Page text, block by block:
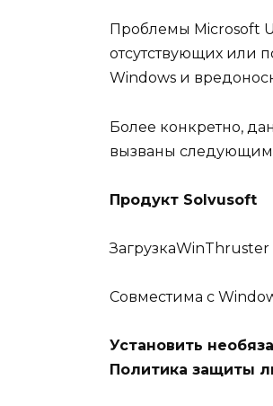
Проблемы Microsoft
отсутствующих или
Windows и
Более конкретно,
вызваны
Продукт Solvusoft
Совместима с
Установить
Политика защиты